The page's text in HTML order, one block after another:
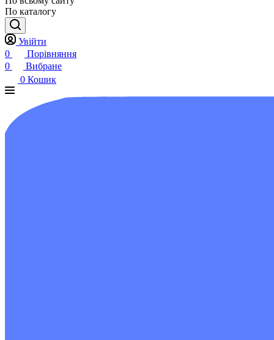
По каталогу
Увійти
0
Порівняння
0
Вибране
0 Кошик